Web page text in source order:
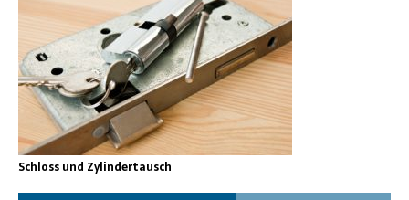
Schloss und Zylindertausch